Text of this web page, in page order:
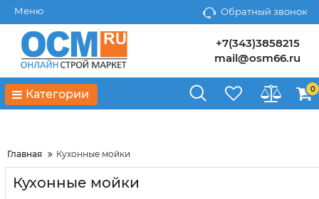
Меню Обратный звонок
+7(343)3858215
mail@osm66.ru
Категории 0
Главная Кухонные мойки
Кухонные мойки